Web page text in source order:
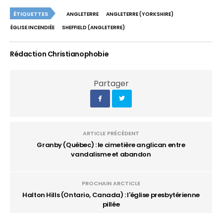
ÉTIQUETTES ANGLETERRE
ANGLETERRE (YORKSHIRE)
ÉGLISE INCENDIÉE
SHEFFIELD (ANGLETERRE)
Rédaction Christianophobie
Partager
ARTICLE PRÉCÉDENT
Granby (Québec) : le cimetière anglican entre
vandalisme et abandon
PROCHAIN ARCTICLE
Halton Hills (Ontario, Canada) : l'église presbytérienne
pillée